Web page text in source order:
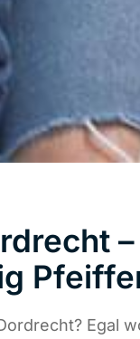
Egal